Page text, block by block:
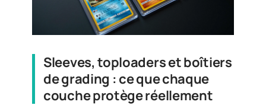
Sleeves, toploaders et boîtiers
de grading : ce que chaque
couche protège réellement